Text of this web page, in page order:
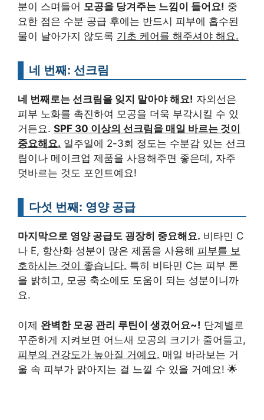
분이 스며들어 모공을 당겨주는 느낌이 들어요! 중
요한 점은 수분 공급 후에는 반드시 피부에 흡수된
물이 날아가지 않도록 기초 케어를 해주셔야 해요.
네 번째: 선크림
네 번째로는 선크림을 잊지 말아야 해요! 자외선은
피부 노화를 촉진하여 모공을 더욱 부각시킬 수 있
거든요. SPF 30 이상의 선크림을 매일 바르는 것이
중요해요. 일주일에 2-3회 정도는 수분감 있는 선크
림이나 메이크업 제품을 사용해주면 좋은데, 자주
덧바르는 것도 포인트예요!
다섯 번째: 영양 공급
마지막으로 영양 공급도 굉장히 중요해요. 비타민 C
나 E, 항산화 성분이 많은 제품을 사용해 피부를 보
호하시는 것이 좋습니다. 특히 비타민 C는 피부 톤
을 밝히고, 모공 축소에도 도움이 되는 성분이니까
요.
이제 완벽한 모공 관리 루틴이 생겼어요~! 단계별로
꾸준하게 지켜보면 어느새 모공의 크기가 줄어들고,
피부의 건강도가 높아질 거예요. 매일 바라보는 거
울 속 피부가 맑아지는 걸 느낄 수 있을 거예요! 🌟